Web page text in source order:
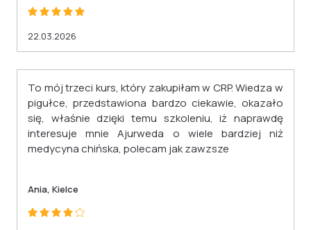
22.03.2026
To mój trzeci kurs, który zakupiłam w CRP. Wiedza w
pigułce, przedstawiona bardzo ciekawie, okazało
się, właśnie dzięki temu szkoleniu, iż naprawdę
interesuje mnie Ajurweda o wiele bardziej niż
medycyna chińska, polecam jak zawzsze
Ania, Kielce